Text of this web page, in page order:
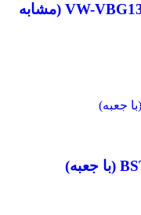
باتری دوبین پاناسونیک مدل VW-VBG130E-K (مشابه